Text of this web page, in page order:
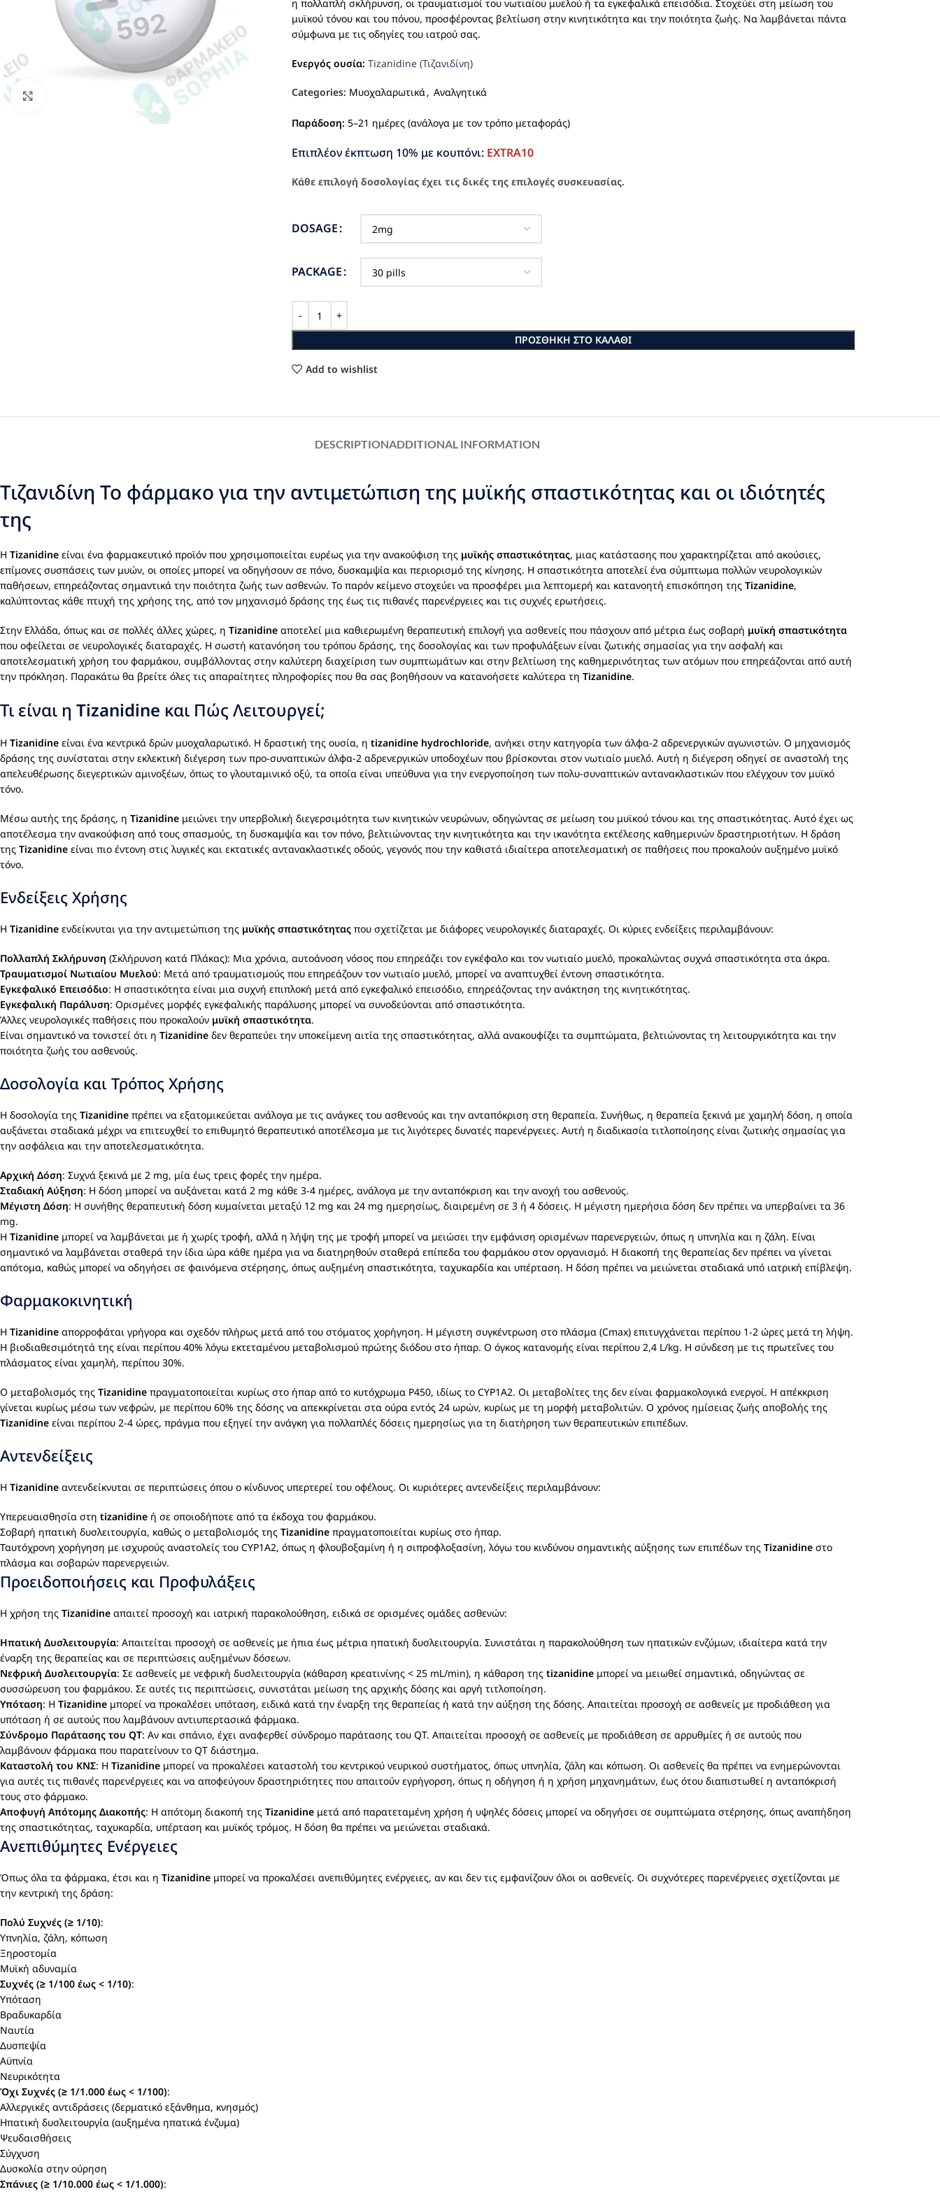
η πολλαπλή σκλήρυνση, οι τραυματισμοί του νωτιαίου μυελού ή τα εγκεφαλικά επεισόδια. Στοχεύει στη μείωση του
μυϊκού τόνου και του πόνου, προσφέροντας βελτίωση στην κινητικότητα και την ποιότητα ζωής. Να λαμβάνεται πάντα
σύμφωνα με τις οδηγίες του ιατρού σας.
Ενεργός ουσία:Tizanidine (Τιζανιδίνη)
Categories: Μυοχαλαρωτικά, Αναλγητικά
Παράδοση: 5–21 ημέρες (ανάλογα με τον τρόπο μεταφοράς)
Επιπλέον έκπτωση 10% με κουπόνι: EXTRA10
Κάθε επιλογή δοσολογίας έχει τις δικές της επιλογές συσκευασίας.
DOSAGE
PACKAGE
ΠΡΟΣΘΉΚΗ ΣΤΟ ΚΑΛΆΘΙ
Add to wishlist
DESCRIPTIONADDITIONAL INFORMATION
Τιζανιδίνη Το φάρμακο για την αντιμετώπιση της μυϊκής σπαστικότητας και οι ιδιότητές
της
Η Tizanidine είναι ένα φαρμακευτικό προϊόν που χρησιμοποιείται ευρέως για την ανακούφιση της μυϊκής σπαστικότητας, μιας κατάστασης που χαρακτηρίζεται από ακούσιες,
επίμονες συσπάσεις των μυών, οι οποίες μπορεί να οδηγήσουν σε πόνο, δυσκαμψία και περιορισμό της κίνησης. Η σπαστικότητα αποτελεί ένα σύμπτωμα πολλών νευρολογικών
παθήσεων, επηρεάζοντας σημαντικά την ποιότητα ζωής των ασθενών. Το παρόν κείμενο στοχεύει να προσφέρει μια λεπτομερή και κατανοητή επισκόπηση της Tizanidine,
καλύπτοντας κάθε πτυχή της χρήσης της, από τον μηχανισμό δράσης της έως τις πιθανές παρενέργειες και τις συχνές ερωτήσεις.
Στην Ελλάδα, όπως και σε πολλές άλλες χώρες, η Tizanidine αποτελεί μια καθιερωμένη θεραπευτική επιλογή για ασθενείς που πάσχουν από μέτρια έως σοβαρή μυϊκή σπαστικότητα
που οφείλεται σε νευρολογικές διαταραχές. Η σωστή κατανόηση του τρόπου δράσης, της δοσολογίας και των προφυλάξεων είναι ζωτικής σημασίας για την ασφαλή και
αποτελεσματική χρήση του φαρμάκου, συμβάλλοντας στην καλύτερη διαχείριση των συμπτωμάτων και στην βελτίωση της καθημερινότητας των ατόμων που επηρεάζονται από αυτή
την πρόκληση. Παρακάτω θα βρείτε όλες τις απαραίτητες πληροφορίες που θα σας βοηθήσουν να κατανοήσετε καλύτερα τη Tizanidine.
Τι είναι η Tizanidine και Πώς Λειτουργεί;
Η Tizanidine είναι ένα κεντρικά δρών μυοχαλαρωτικό. Η δραστική της ουσία, η tizanidine hydrochloride, ανήκει στην κατηγορία των άλφα-2 αδρενεργικών αγωνιστών. Ο μηχανισμός
δράσης της συνίσταται στην εκλεκτική διέγερση των προ-συναπτικών άλφα-2 αδρενεργικών υποδοχέων που βρίσκονται στον νωτιαίο μυελό. Αυτή η διέγερση οδηγεί σε αναστολή της
απελευθέρωσης διεγερτικών αμινοξέων, όπως το γλουταμινικό οξύ, τα οποία είναι υπεύθυνα για την ενεργοποίηση των πολυ-συναπτικών αντανακλαστικών που ελέγχουν τον μυϊκό
τόνο.
Μέσω αυτής της δράσης, η Tizanidine μειώνει την υπερβολική διεγερσιμότητα των κινητικών νευρώνων, οδηγώντας σε μείωση του μυϊκού τόνου και της σπαστικότητας. Αυτό έχει ως
αποτέλεσμα την ανακούφιση από τους σπασμούς, τη δυσκαμψία και τον πόνο, βελτιώνοντας την κινητικότητα και την ικανότητα εκτέλεσης καθημερινών δραστηριοτήτων. Η δράση
της Tizanidine είναι πιο έντονη στις λυγικές και εκτατικές αντανακλαστικές οδούς, γεγονός που την καθιστά ιδιαίτερα αποτελεσματική σε παθήσεις που προκαλούν αυξημένο μυϊκό
τόνο.
Ενδείξεις Χρήσης
Η Tizanidine ενδείκνυται για την αντιμετώπιση της μυϊκής σπαστικότητας που σχετίζεται με διάφορες νευρολογικές διαταραχές. Οι κύριες ενδείξεις περιλαμβάνουν:
Πολλαπλή Σκλήρυνση (Σκλήρυνση κατά Πλάκας): Μια χρόνια, αυτοάνοση νόσος που επηρεάζει τον εγκέφαλο και τον νωτιαίο μυελό, προκαλώντας συχνά σπαστικότητα στα άκρα.
Τραυματισμοί Νωτιαίου Μυελού: Μετά από τραυματισμούς που επηρεάζουν τον νωτιαίο μυελό, μπορεί να αναπτυχθεί έντονη σπαστικότητα.
Εγκεφαλικό Επεισόδιο: Η σπαστικότητα είναι μια συχνή επιπλοκή μετά από εγκεφαλικό επεισόδιο, επηρεάζοντας την ανάκτηση της κινητικότητας.
Εγκεφαλική Παράλυση: Ορισμένες μορφές εγκεφαλικής παράλυσης μπορεί να συνοδεύονται από σπαστικότητα.
Άλλες νευρολογικές παθήσεις που προκαλούν μυϊκή σπαστικότητα.
Είναι σημαντικό να τονιστεί ότι η Tizanidine δεν θεραπεύει την υποκείμενη αιτία της σπαστικότητας, αλλά ανακουφίζει τα συμπτώματα, βελτιώνοντας τη λειτουργικότητα και την
ποιότητα ζωής του ασθενούς.
Δοσολογία και Τρόπος Χρήσης
Η δοσολογία της Tizanidine πρέπει να εξατομικεύεται ανάλογα με τις ανάγκες του ασθενούς και την ανταπόκριση στη θεραπεία. Συνήθως, η θεραπεία ξεκινά με χαμηλή δόση, η οποία
αυξάνεται σταδιακά μέχρι να επιτευχθεί το επιθυμητό θεραπευτικό αποτέλεσμα με τις λιγότερες δυνατές παρενέργειες. Αυτή η διαδικασία τιτλοποίησης είναι ζωτικής σημασίας για
την ασφάλεια και την αποτελεσματικότητα.
Αρχική Δόση: Συχνά ξεκινά με 2 mg, μία έως τρεις φορές την ημέρα.
Σταδιακή Αύξηση: Η δόση μπορεί να αυξάνεται κατά 2 mg κάθε 3-4 ημέρες, ανάλογα με την ανταπόκριση και την ανοχή του ασθενούς.
Μέγιστη Δόση: Η συνήθης θεραπευτική δόση κυμαίνεται μεταξύ 12 mg και 24 mg ημερησίως, διαιρεμένη σε 3 ή 4 δόσεις. Η μέγιστη ημερήσια δόση δεν πρέπει να υπερβαίνει τα 36
mg.
Η Tizanidine μπορεί να λαμβάνεται με ή χωρίς τροφή, αλλά η λήψη της με τροφή μπορεί να μειώσει την εμφάνιση ορισμένων παρενεργειών, όπως η υπνηλία και η ζάλη. Είναι
σημαντικό να λαμβάνεται σταθερά την ίδια ώρα κάθε ημέρα για να διατηρηθούν σταθερά επίπεδα του φαρμάκου στον οργανισμό. Η διακοπή της θεραπείας δεν πρέπει να γίνεται
απότομα, καθώς μπορεί να οδηγήσει σε φαινόμενα στέρησης, όπως αυξημένη σπαστικότητα, ταχυκαρδία και υπέρταση. Η δόση πρέπει να μειώνεται σταδιακά υπό ιατρική επίβλεψη.
Φαρμακοκινητική
Η Tizanidine απορροφάται γρήγορα και σχεδόν πλήρως μετά από του στόματος χορήγηση. Η μέγιστη συγκέντρωση στο πλάσμα (Cmax) επιτυγχάνεται περίπου 1-2 ώρες μετά τη λήψη.
Η βιοδιαθεσιμότητά της είναι περίπου 40% λόγω εκτεταμένου μεταβολισμού πρώτης διόδου στο ήπαρ. Ο όγκος κατανομής είναι περίπου 2,4 L/kg. Η σύνδεση με τις πρωτεΐνες του
πλάσματος είναι χαμηλή, περίπου 30%.
Ο μεταβολισμός της Tizanidine πραγματοποιείται κυρίως στο ήπαρ από το κυτόχρωμα P450, ιδίως το CYP1A2. Οι μεταβολίτες της δεν είναι φαρμακολογικά ενεργοί. Η απέκκριση
γίνεται κυρίως μέσω των νεφρών, με περίπου 60% της δόσης να απεκκρίνεται στα ούρα εντός 24 ωρών, κυρίως με τη μορφή μεταβολιτών. Ο χρόνος ημίσειας ζωής αποβολής της
Tizanidine είναι περίπου 2-4 ώρες, πράγμα που εξηγεί την ανάγκη για πολλαπλές δόσεις ημερησίως για τη διατήρηση των θεραπευτικών επιπέδων.
Αντενδείξεις
Η Tizanidine αντενδείκνυται σε περιπτώσεις όπου ο κίνδυνος υπερτερεί του οφέλους. Οι κυριότερες αντενδείξεις περιλαμβάνουν:
Υπερευαισθησία στη tizanidine ή σε οποιοδήποτε από τα έκδοχα του φαρμάκου.
Σοβαρή ηπατική δυσλειτουργία, καθώς ο μεταβολισμός της Tizanidine πραγματοποιείται κυρίως στο ήπαρ.
Ταυτόχρονη χορήγηση με ισχυρούς αναστολείς του CYP1A2, όπως η φλουβοξαμίνη ή η σιπροφλοξασίνη, λόγω του κινδύνου σημαντικής αύξησης των επιπέδων της Tizanidine στο
πλάσμα και σοβαρών παρενεργειών.
Προειδοποιήσεις και Προφυλάξεις
Η χρήση της Tizanidine απαιτεί προσοχή και ιατρική παρακολούθηση, ειδικά σε ορισμένες ομάδες ασθενών:
Ηπατική Δυσλειτουργία: Απαιτείται προσοχή σε ασθενείς με ήπια έως μέτρια ηπατική δυσλειτουργία. Συνιστάται η παρακολούθηση των ηπατικών ενζύμων, ιδιαίτερα κατά την
έναρξη της θεραπείας και σε περιπτώσεις αυξημένων δόσεων.
Νεφρική Δυσλειτουργία: Σε ασθενείς με νεφρική δυσλειτουργία (κάθαρση κρεατινίνης < 25 mL/min), η κάθαρση της tizanidine μπορεί να μειωθεί σημαντικά, οδηγώντας σε
συσσώρευση του φαρμάκου. Σε αυτές τις περιπτώσεις, συνιστάται μείωση της αρχικής δόσης και αργή τιτλοποίηση.
Υπόταση: Η Tizanidine μπορεί να προκαλέσει υπόταση, ειδικά κατά την έναρξη της θεραπείας ή κατά την αύξηση της δόσης. Απαιτείται προσοχή σε ασθενείς με προδιάθεση για
υπόταση ή σε αυτούς που λαμβάνουν αντιυπερτασικά φάρμακα.
Σύνδρομο Παράτασης του QT: Αν και σπάνιο, έχει αναφερθεί σύνδρομο παράτασης του QT. Απαιτείται προσοχή σε ασθενείς με προδιάθεση σε αρρυθμίες ή σε αυτούς που
λαμβάνουν φάρμακα που παρατείνουν το QT διάστημα.
Καταστολή του ΚΝΣ: Η Tizanidine μπορεί να προκαλέσει καταστολή του κεντρικού νευρικού συστήματος, όπως υπνηλία, ζάλη και κόπωση. Οι ασθενείς θα πρέπει να ενημερώνονται
για αυτές τις πιθανές παρενέργειες και να αποφεύγουν δραστηριότητες που απαιτούν εγρήγορση, όπως η οδήγηση ή η χρήση μηχανημάτων, έως ότου διαπιστωθεί η ανταπόκρισή
τους στο φάρμακο.
Αποφυγή Απότομης Διακοπής: Η απότομη διακοπή της Tizanidine μετά από παρατεταμένη χρήση ή υψηλές δόσεις μπορεί να οδηγήσει σε συμπτώματα στέρησης, όπως αναπήδηση
της σπαστικότητας, ταχυκαρδία, υπέρταση και μυϊκός τρόμος. Η δόση θα πρέπει να μειώνεται σταδιακά.
Ανεπιθύμητες Ενέργειες
Όπως όλα τα φάρμακα, έτσι και η Tizanidine μπορεί να προκαλέσει ανεπιθύμητες ενέργειες, αν και δεν τις εμφανίζουν όλοι οι ασθενείς. Οι συχνότερες παρενέργειες σχετίζονται με
την κεντρική της δράση:
Πολύ Συχνές (≥ 1/10):
Υπνηλία, ζάλη, κόπωση
Ξηροστομία
Μυϊκή αδυναμία
Συχνές (≥ 1/100 έως < 1/10):
Υπόταση
Βραδυκαρδία
Ναυτία
Δυσπεψία
Αϋπνία
Νευρικότητα
Όχι Συχνές (≥ 1/1.000 έως < 1/100):
Αλλεργικές αντιδράσεις (δερματικό εξάνθημα, κνησμός)
Ηπατική δυσλειτουργία (αυξημένα ηπατικά ένζυμα)
Ψευδαισθήσεις
Σύγχυση
Δυσκολία στην ούρηση
Σπάνιες (≥ 1/10.000 έως < 1/1.000):